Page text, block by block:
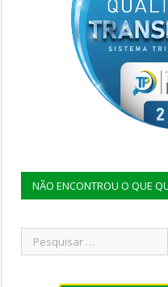
NÃO ENCONTROU O QUE